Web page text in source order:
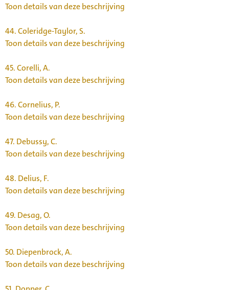
Toon details van deze beschrijving
44.Coleridge-Taylor, S.
Toon details van deze beschrijving
45.Corelli, A.
Toon details van deze beschrijving
46.Cornelius, P.
Toon details van deze beschrijving
47. Debussy, C.
Toon details van deze beschrijving
48. Delius, F.
Toon details van deze beschrijving
49. Desag, O.
Toon details van deze beschrijving
50. Diepenbrock, A.
Toon details van deze beschrijving